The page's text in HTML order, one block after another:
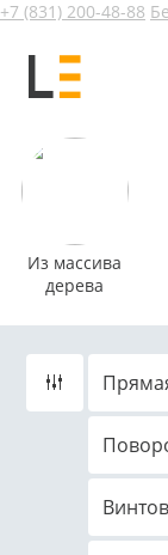
+7 (831) 200-48-88
Из массива
дерева